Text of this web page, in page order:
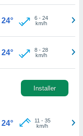
24° 6- 24
km/h
24° 8- 28
km/h
Installer
24° 11 - 35
km/h